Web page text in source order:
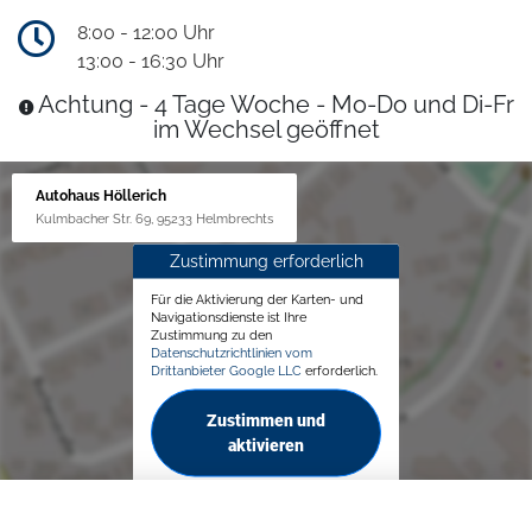
8:00 - 12:00 Uhr
13:00 - 16:30 Uhr
Achtung - 4 Tage Woche - Mo-Do und Di-Fr
im Wechsel geöffnet
Autohaus Höllerich
Kulmbacher Str. 69, 95233 Helmbrechts
Zustimmung erforderlich
Für die Aktivierung der Karten- und
Navigationsdienste ist Ihre
Zustimmung zu den
Datenschutzrichtlinien vom
Drittanbieter Google LLC erforderlich.
Zustimmen und
aktivieren